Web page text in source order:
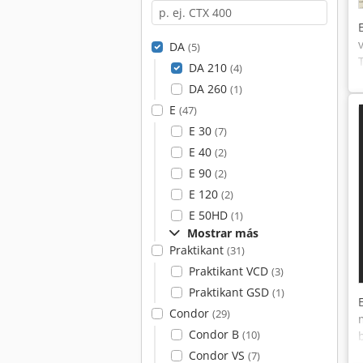
DA (5)
DA 210 (4)
DA 260 (1)
E (47)
E 30 (7)
E 40 (2)
E 90 (2)
E 120 (2)
E 50HD (1)
Mostrar más
Praktikant (31)
Praktikant VCD (3)
Praktikant GSD (1)
Condor (29)
Condor B (10)
Condor VS (7)